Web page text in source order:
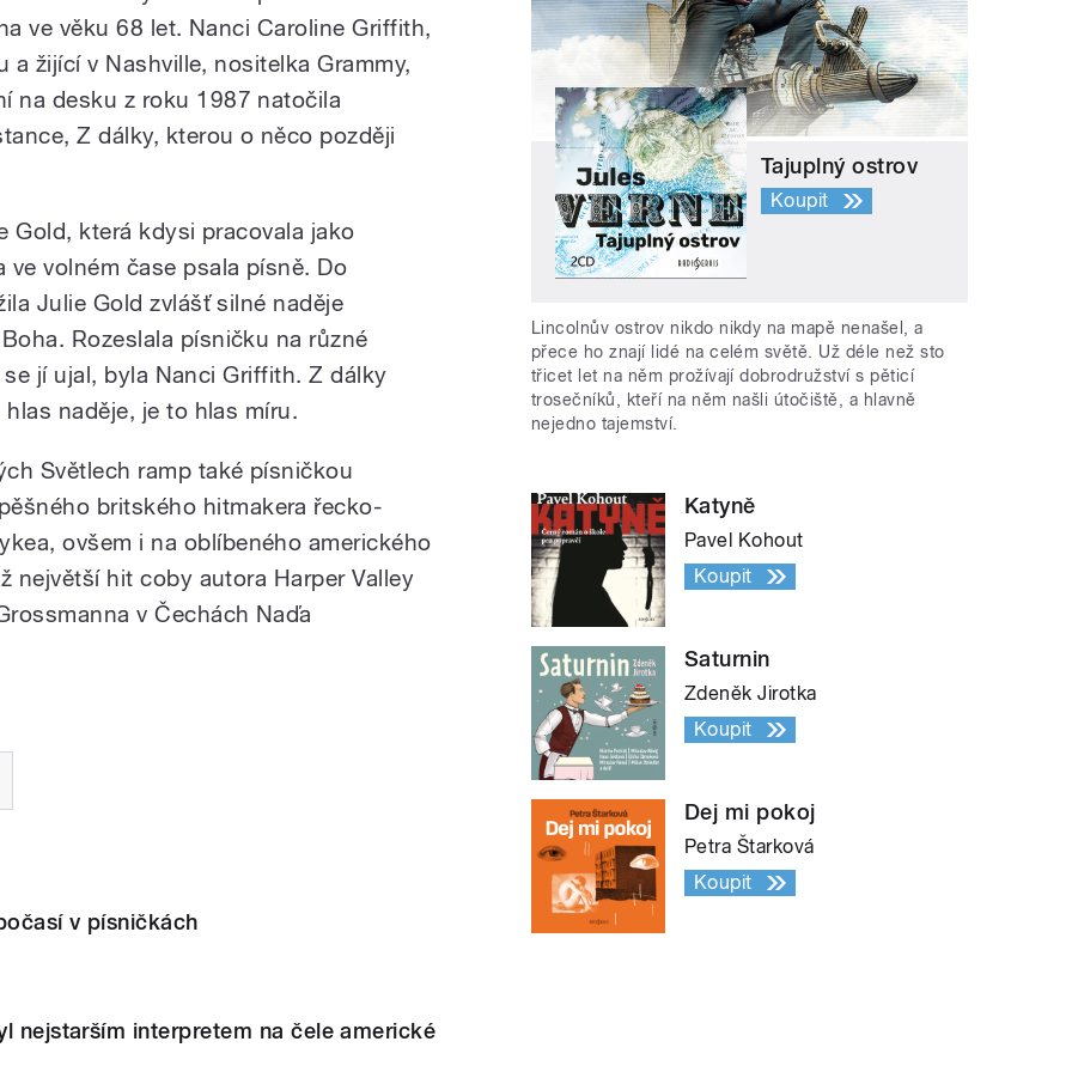
ve věku 68 let. Nanci Caroline Griffith,
žijící v Nashville, nositelka Grammy,
na desku z roku 1987 natočila
Z dálky, kterou o něco později
Gold, která kdysi pracovala jako
volném čase psala písně. Do
Julie Gold zvlášť silné naděje
Rozeslala písničku na různé
jí ujal, byla Nanci Griffith. Z dálky
naděje, je to hlas míru.
Světlech ramp také písničkou
britského hitmakera řecko-
ovšem i na oblíbeného amerického
největší hit coby autora Harper Valley
v Čechách Naďa
v písničkách
nejstarším interpretem na čele americké
Tajuplný ostrov
Koupit
Lincolnův ostrov nikdo nikdy na mapě nenašel, a
přece ho znají lidé na celém světě. Už déle než sto
třicet let na něm prožívají dobrodružství s pěticí
trosečníků, kteří na něm našli útočiště, a hlavně
nejedno tajemství.
Katyně
Pavel Kohout
Koupit
Saturnin
Zdeněk Jirotka
Koupit
Dej mi pokoj
Petra Štarková
Koupit